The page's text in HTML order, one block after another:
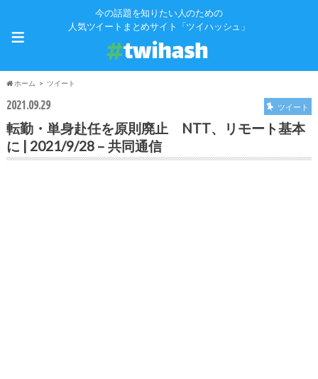
今の話題を知りたい人のための
人気ツイートまとめサイト「ツイハッシュ」
≡
ホーム ツイート
2021.09.29 ツイート
転勤・単身赴任を原則廃止 NTT、リモート基本
に | 2021/9/28 – 共同通信